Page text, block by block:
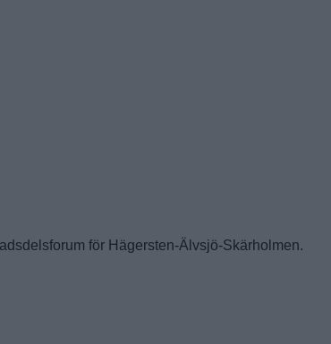
för Hägersten-Älvsjö-Skärholmen.